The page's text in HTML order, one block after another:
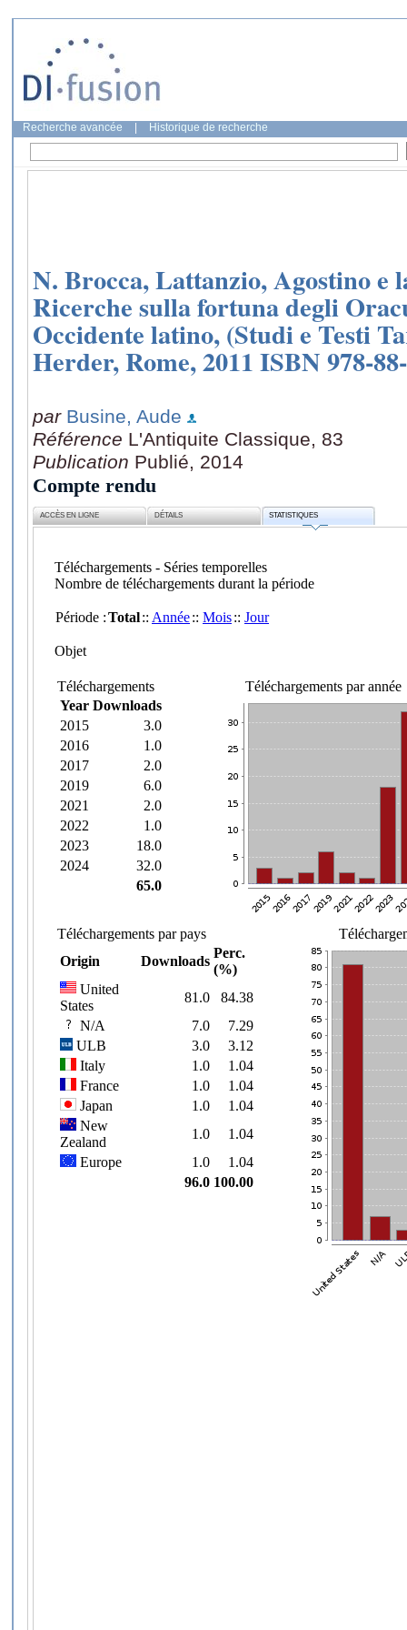
Recherche avancée Historique de recherche
N. Brocca, Lattanzio, Agostino e
Ricerche sulla fortuna degli
Occidente latino, (Studi e Testi
Herder, Rome, 2011 ISBN 978-
par Busine, Aude
Référence L'Antiquite Classique, 83
Publication Publié, 2014
Compte rendu
ACCÈS EN LIGNE DÉTAILS STATISTIQUES